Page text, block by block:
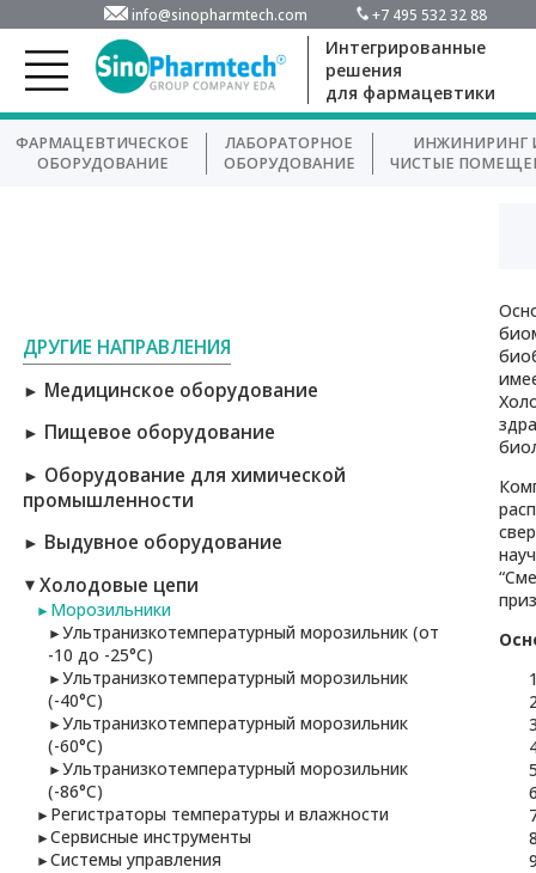
info@sinopharmtech.com +7 495 532 32 88
Интегрированные
решения
для фармацевтики
ФАРМАЦЕВТИЧЕСКОЕ
ОБОРУДОВАНИЕ
ЛАБОРАТОРНОЕ
ОБОРУДОВАНИЕ
ИНЖИНИРИНГ
ЧИСТЫЕ
ДРУГИЕ НАПРАВЛЕНИЯ
► Медицинское оборудование
► Пищевое оборудование
► Оборудование для химической
промышленности
► Выдувное оборудование
►Холодовые цепи
►Морозильники
►Ультранизкотемпературный морозильник (от
-10 до -25°C)
►Ультранизкотемпературный морозильник
(-40°C)
►Ультранизкотемпературный морозильник
(-60°C)
►Ультранизкотемпературный морозильник
(-86°C)
►Регистраторы температуры и влажности
►Сервисные инструменты
►Системы управления